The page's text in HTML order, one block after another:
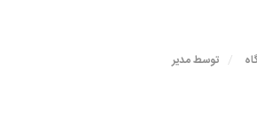
/ توسطمدیر